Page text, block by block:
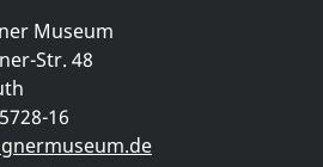
Museum
Str. 48
16